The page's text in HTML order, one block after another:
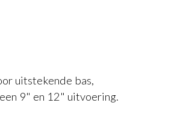
uitstekende bas,
9" en 12" uitvoering.